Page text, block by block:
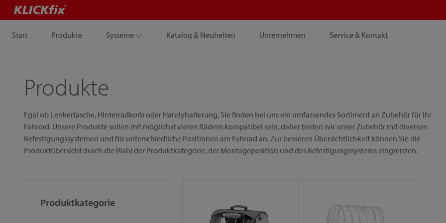
Start Produkte Systeme Katalog & Neuheiten Unternehmen Service & Kontakt
Produkte
Egal ob Lenkertasche, Hinterradkorb oder Handyhalterung, Sie finden bei uns ein umfassendes Sortiment an Zubehör für ihr
Fahrrad. Unsere Produkte sollen mit möglichst vielen Rädern kompatibel sein, daher bieten wir unser Zubehör mit diversen
Befestigungssystemen und für unterschiedliche Positionen am Fahrrad an. Zur besseren Übersichtlichkeit können Sie die
Produktübersicht durch die Wahl der Produktkategorie, der Montageposition und des Befestigungssystems eingrenzen.
Produktkategorie